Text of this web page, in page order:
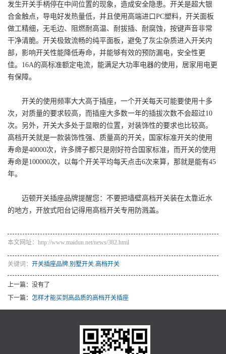
发生开关手柄停在中间位置的现象，造成安全隐患。开关是超大银
合金触点，导电好发热量低，并且使用高端进口PC塑料，开关面板
做工精细，无毛边、阻燃耐高温、耐拔插、耐腐蚀，按键声音非常
干净清脆。开关极致流畅的纯平面板，避免了灰尘杂质进入开关内
部，影响开关性能降低寿命，并能够有效的预防漏电，安全性更
佳。16A的高标准额定电流，能满足大功率电器的使用，居家用电更
有保障。
开关的使用频率大大高于插座，一个开关每天可能要使用十多
次，对质量的要求较高，而插座大多数一年的插拔次数不会超过10
次。另外，开关大多处于显眼的位置，对装饰性的要求也比较高。
高档开关就是一款装饰性强、质量高的开关，国家标准开关的使用
寿命是40000次，许多牌子都只是刚好符合国家标准，而开关的使用
寿命是100000次，以每个开关平均每天点击6次来算，那就是能有45
年。
迈顿开关插座品牌提醒您：不要把墙壁高档开关装在太靠近水
的地方，开放式阳台记得用高档开关专用防溅盖。
本文网址：http://www.maidun.net/news/382.html
关键词： 开关插座品牌,别墅开关,高档开关
上一篇：没有了
下一篇： 怎样才能买到高品质的高档开关插座